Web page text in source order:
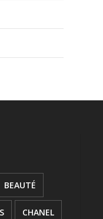
BEAUTÉ
CHANEL